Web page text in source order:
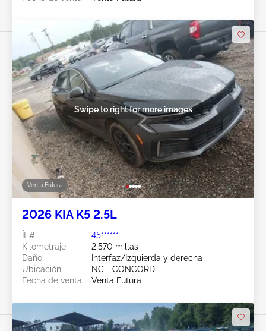
Venta Futura
Swipe to right for more images
2026 KIA K5 2.5L
Ít #:
45******
Kilometraje:
2,570 millas
Daño:
Interfaz/Izquierda y derecha
Ubicación:
NC - CONCORD
Fecha de venta:
Venta Futura